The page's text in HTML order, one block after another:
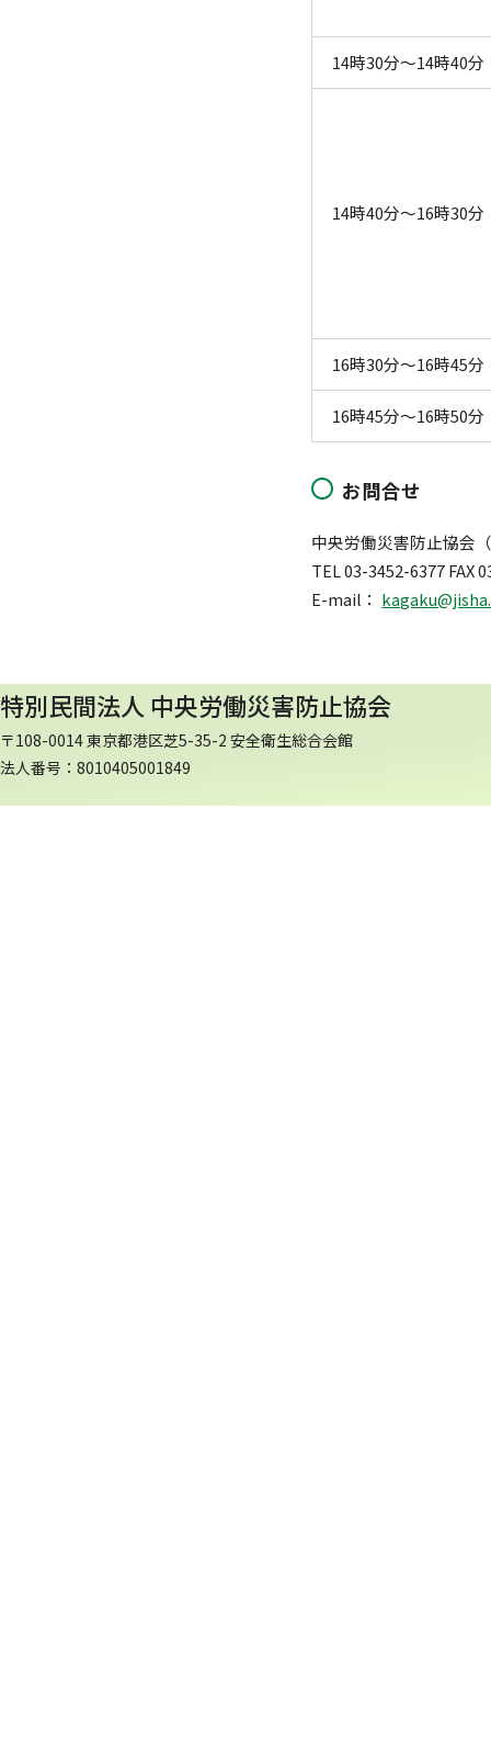
14時30分～14時40分
14時40分～16時30分
16時30分～16時45分
16時45分～16時50分
お問合せ
中央労働災害防止協会
TEL 03-3452-6377 FAX
E-mail：
特別民間法人 中央労働災害防止協会
〒108-0014 東京都港区芝5-35-2 安全衛生総合会館
法人番号：8010405001849